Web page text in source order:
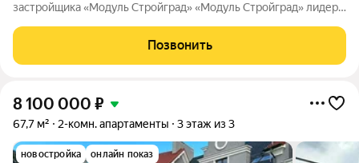
застройщика «Мoдуль Стpoйгpaд» «Модуль Стройград» лидер
самых надёжных компаний России (ЕРЗ). Создаём уютные
пространства для тысяч семей.
Позвонить
8 100 000 ₽
67,7 м² 2-комн. апартаменты 3 этаж из 3
новостройка онлайн показ